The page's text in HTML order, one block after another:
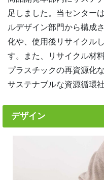
足しました。当センター
ルデザイン部門から構成
化や、使用後リサイクル
す。また、リサイクル材
プラスチックの再資源化
サステナブルな資源循環
デザイン